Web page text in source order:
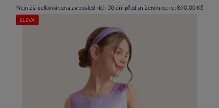
Nejnižší celková cena za posledních 30 dní před snížením ceny.:890,00 Kč
SLEVA